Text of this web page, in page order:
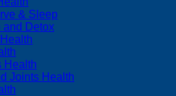
& Sleep
and Detox
Health
Joints Health